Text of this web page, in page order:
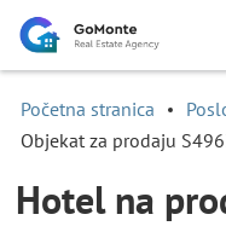
Početna stranica
Objekat za prodaju
Hotel na